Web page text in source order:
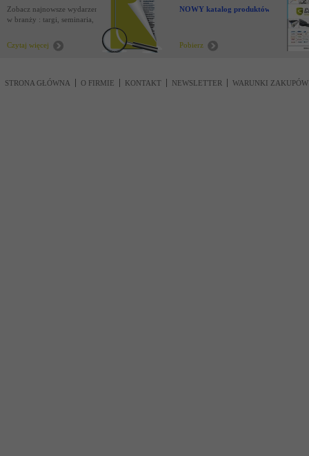
Zobacz najnowsze wydarzenia
w branży : targi, seminaria,
Czytaj więcej
NOWY katalog produktów !
Pobierz
STRONA GŁÓWNA O FIRMIE KONTAKT NEWSLETTER WARUNKI ZAKUPÓW